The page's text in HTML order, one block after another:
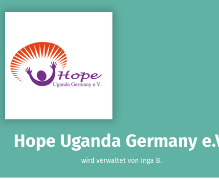
Hope Uganda Germany
wird verwaltet von Inga B.